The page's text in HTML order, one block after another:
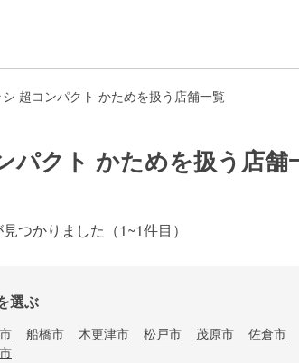
超コンパクト かためを扱う店舗一覧
パクト かためを扱う店舗
つかりました （1~1件目）
選ぶ
船橋市 木更津市 松戸市 茂原市 佐倉市